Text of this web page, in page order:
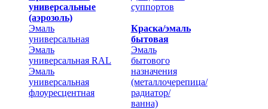
универсальные
(аэрозоль)
Эмаль
универсальная
Эмаль
универсальная RAL
Эмаль
универсальная
флоуресцентная
суппортов
Краска/эмаль
бытовая
Эмаль
бытового
назначения
(металлочерепица/
радиатор/
ванна)